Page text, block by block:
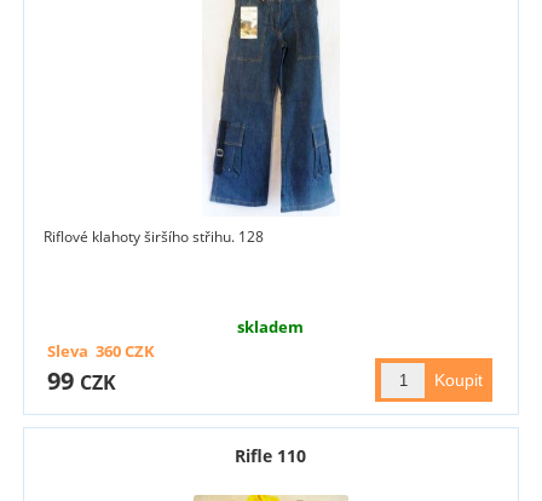
Riflové klahoty širšího střihu. 128
skladem
99 CZK
Sleva 360CZK
Rifle 110